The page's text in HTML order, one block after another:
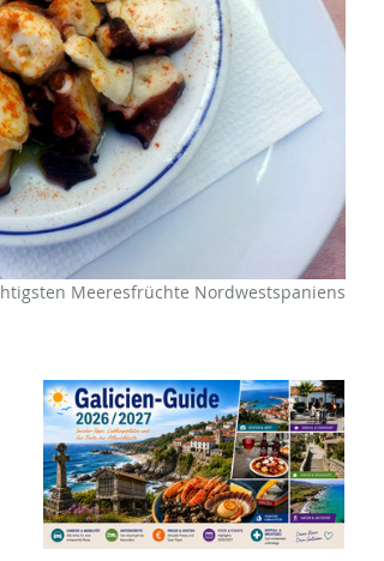
Meeresfrüchte Nordwestspaniens